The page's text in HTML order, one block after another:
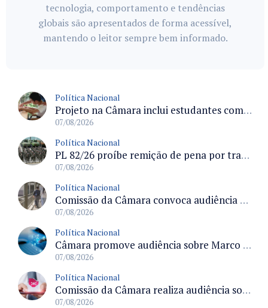
tecnologia, comportamento e tendências
globais são apresentados de forma acessível,
mantendo o leitor sempre bem informado.
Política Nacional
Projeto na Câmara inclui estudantes com deficiência no regime escolar especial da LDB e estabelece critérios para frequência
07/08/2026
Política Nacional
PL 82/26 proíbe remição de pena por trabalho em funções militares para condenados por crimes contra o Estado Democrático de Direito
07/08/2026
Política Nacional
Comissão da Câmara convoca audiência para discutir misoginia nas escolas e universidades após divulgação de listas misóginas
07/08/2026
Política Nacional
Câmara promove audiência sobre Marco de Fomento à Economia Digital e impactos da inteligência artificial
07/08/2026
Política Nacional
Comissão da Câmara realiza audiência sobre apostas online para medir o tamanho do mercado ilegal
07/08/2026